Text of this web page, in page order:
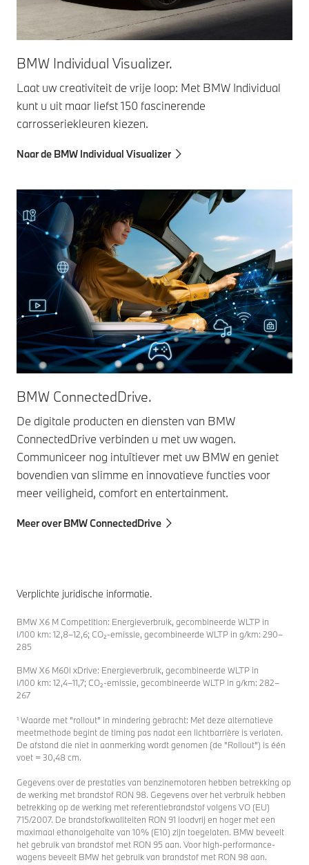
BMW Individual Visualizer.
Laat uw creativiteit de vrije loop: Met BMW Individual
kunt u uit maar liefst 150 fascinerende
carrosseriekleuren kiezen.
Naar de BMW Individual Visualizer
BMW ConnectedDrive.
De digitale producten en diensten van BMW
ConnectedDrive verbinden u met uw wagen.
Communiceer nog intuïtiever met uw BMW en geniet
bovendien van slimme en innovatieve functies voor
meer veiligheid, comfort en entertainment.
Meer over BMW ConnectedDrive
Verplichte juridische informatie.
BMW X6 M Competition: Energieverbruik, gecombineerde WLTP in
l/100 km: 12,8–12,6; CO₂-emissie, gecombineerde WLTP in g/km: 290–
285
BMW X6 M60i xDrive: Energieverbruik, gecombineerde WLTP in
l/100 km: 12,4–11,7; CO₂-emissie, gecombineerde WLTP in g/km: 282–
267
¹ Waarde met "rollout" in mindering gebracht: Met deze alternatieve
meetmethode begint de timing pas nadat een lichtbarrière is verlaten.
De afstand die niet in aanmerking wordt genomen (de "Rollout") is één
voet = 30,48 cm.
Gegevens over de prestaties van benzinemotoren hebben betrekking op
de werking met brandstof RON 98. Gegevens over het verbruik hebben
betrekking op de werking met referentiebrandstof volgens VO (EU)
715/2007. De brandstofkwaliteiten RON 91 loodvrij en hoger met een
maximaal ethanolgehalte van 10% (E10) zijn toegelaten. BMW beveelt
het gebruik van brandstof met RON 95 aan. Voor high-performance-
wagens beveelt BMW het gebruik van brandstof met RON 98 aan.